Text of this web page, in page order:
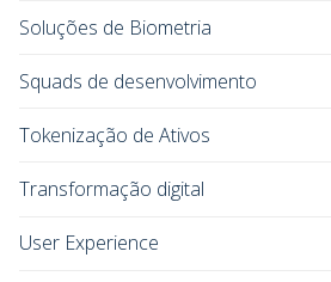
Soluções de Biometria
Squads de desenvolvimento
Tokenização de Ativos
Transformação digital
User Experience